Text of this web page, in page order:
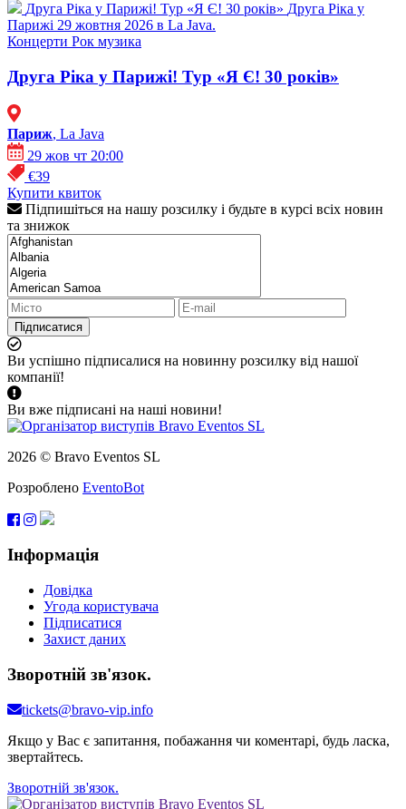
Друга Ріка у Парижі! Тур «Я Є! 30 років» Друга Ріка у
Парижі 29 жовтня 2026 в La Java.
Концерти Рок музика
Друга Ріка у Парижі! Тур «Я Є! 30 років»
Париж, La Java
29 жов чт 20:00
€39
Купити квиток
Підпишіться на нашу розсилку і будьте в курсі всіх новин
та знижок
Підписатися
Ви успішно підписалися на новинну розсилку від нашої
компанії!
Ви вже підписані на наші новини!
2026 © Bravo Eventos SL
Розроблено EventoBot
Інформація
Довідка
Угода користувача
Підписатися
Захист даних
Зворотній зв'язок.
tickets@bravo-vip.info
Якщо у Вас є запитання, побажання чи коментарі, будь ласка,
звертайтесь.
Зворотній зв'язок.